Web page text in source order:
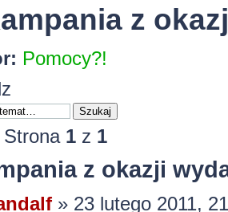
z
Pomocy?!
Strona 1z 1
z okazji
» 23 lutego 2011,